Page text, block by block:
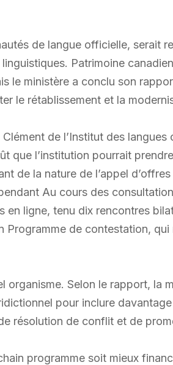
de langue officielle, serait
Patrimoine
le ministère a conclu son
le rétablissement et la
de l’Institut des langues
que l’institution pourrait
de la nature de l’appel
Au cours des
en ligne, tenu dix rencontres
de contestation, qui
organisme. Selon le rapport, la
pour inclure
résolution de conflit et de
programme soit mieux